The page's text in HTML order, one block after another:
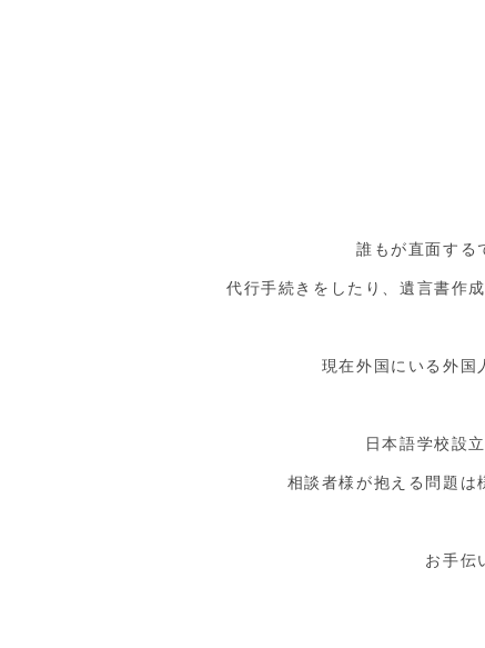
誰もが直面する
代行手続きをしたり、遺言書作
現在外国にいる外国
日本語学校設
相談者様が抱える問題は
お手伝